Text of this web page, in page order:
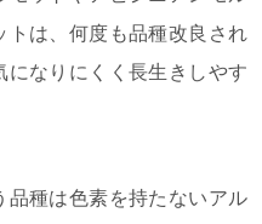
トは、何度も品種改良され
になりにくく長生きしやす
品種は色素を持たないアル